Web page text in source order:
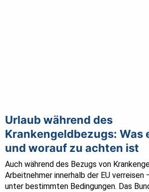
Urlaub während des
Krankengeldbezugs: Was
und worauf zu achten ist
Auch während des Bezugs von
Arbeitnehmer innerhalb der EU verreisen
unter bestimmten Bedingungen. Das